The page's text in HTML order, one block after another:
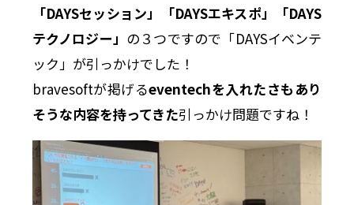
「DAYSセッション」「DAYSエキスポ」「DAYS
テクノロジー」 の３つですので「DAYSイベンテ
ック」が引っかけでした！
bravesoftが掲げるeventechを入れたさもあり
そうな内容を持ってきた引っかけ問題ですね！